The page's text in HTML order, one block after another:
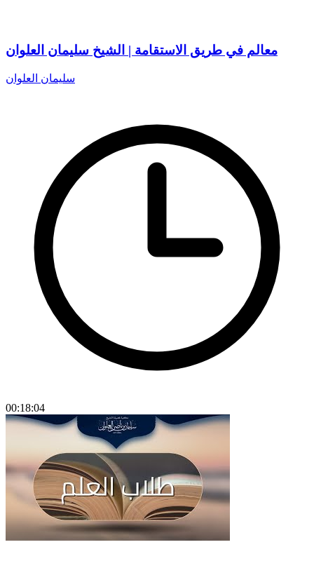
معالم في طريق الاستقامة | الشيخ سليمان العلوان
سليمان العلوان
00:18:04